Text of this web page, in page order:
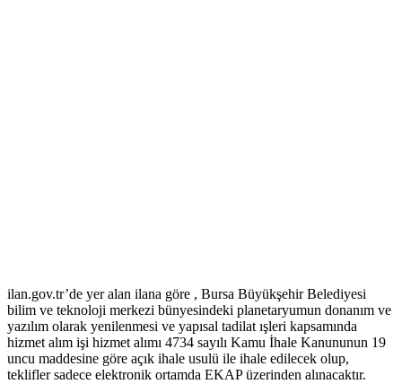
ilan.gov.tr’de yer alan ilana göre , Bursa Büyükşehir Belediyesi
bilim ve teknoloji merkezi bünyesindeki planetaryumun donanım ve
yazılım olarak yenilenmesi ve yapısal tadilat ışleri kapsamında
hizmet alım işi hizmet alımı 4734 sayılı Kamu İhale Kanununun 19
uncu maddesine göre açık ihale usulü ile ihale edilecek olup,
teklifler sadece elektronik ortamda EKAP üzerinden alınacaktır.